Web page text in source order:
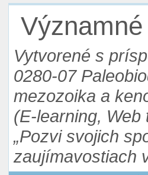
Vytvorené s
0280-07
mezozoika a
(E-learning,
„Pozvi svojich
zaujímavostiach